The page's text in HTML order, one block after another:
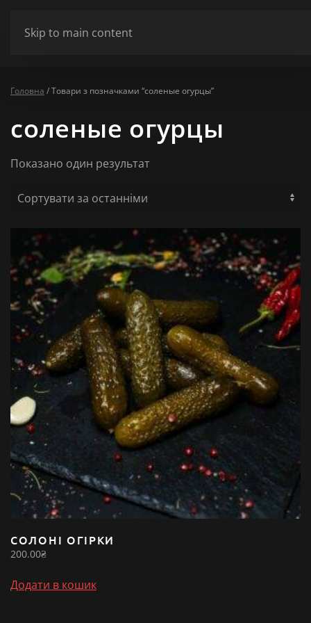
Skip to main content
Головна / Товари з позначками “соленые огурцы”
соленые огурцы
Показано один результат
СОЛОНІ ОГІРКИ
200.00₴
Додати в кошик